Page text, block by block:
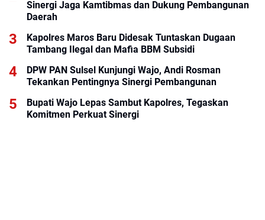
Sinergi Jaga Kamtibmas dan Dukung Pembangunan
Daerah
Kapolres Maros Baru Didesak Tuntaskan Dugaan
Tambang Ilegal dan Mafia BBM Subsidi
DPW PAN Sulsel Kunjungi Wajo, Andi Rosman
Tekankan Pentingnya Sinergi Pembangunan
Bupati Wajo Lepas Sambut Kapolres, Tegaskan
Komitmen Perkuat Sinergi